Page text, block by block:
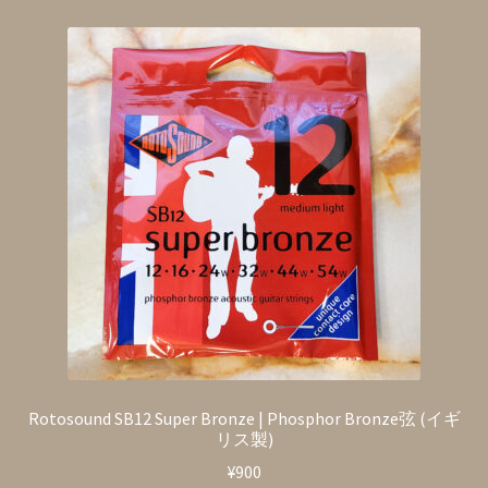
Rotosound SB12 Super Bronze | Phosphor Bronze弦 (イギ
リス製)
¥900